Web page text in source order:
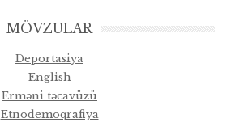
MÖVZULAR
Deportasiya
English
Erməni təcavüzü
Etnodemoqrafiya